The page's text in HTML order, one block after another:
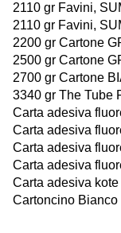
2110 gr Favini,
2110 gr Favini,
3340 gr The Tube
Carta adesiva
Carta adesiva
Carta adesiva
Carta adesiva
Carta adesiva
Cartoncino